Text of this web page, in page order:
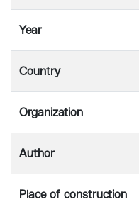
Year
Country
Organization
Author
Place of construction